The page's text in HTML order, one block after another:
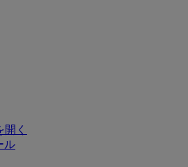
開く
ル